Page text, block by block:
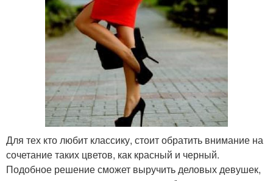
Для тех кто любит классику, стоит обратить внимание на
сочетание таких цветов, как красный и черный.
Подобное решение сможет выручить деловых девушек,